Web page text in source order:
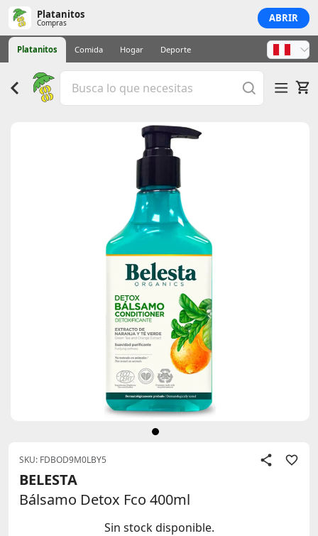
Platanitos
Compras ABRIR
Platanitos Comida Hogar Deporte
SKU: FDBOD9M0LBY5
BELESTA
Bálsamo Detox Fco 400ml
Sin stock disponible.